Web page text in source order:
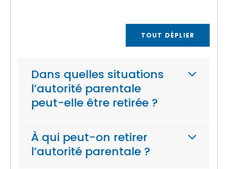
TOUT DÉPLIER
Dans quelles situations
l’autorité parentale
peut-elle être retirée ?
À qui peut-on retirer
l’autorité parentale ?